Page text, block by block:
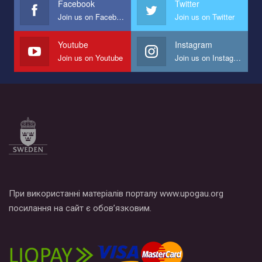
Мы просим вас поддержать нас и помочь нам реализовать
наш план по борьбе с насилием и дискриминацией на почве
СОГИ в Украине.
Все, что вам нужно сделать - это зайти на наш канал YouTube
по этой ссылке и поставить лайк под видео.
Facebook
Join us on Facebook
Twitter
Join us on Twitter
Youtube
Join us on Youtube
Instagram
Join us on Instagram
При використанні матеріалів порталу www.upogau.org
посилання на сайт є обов’язковим.